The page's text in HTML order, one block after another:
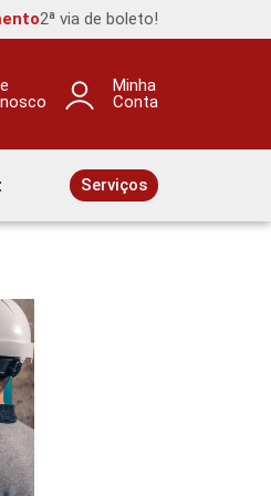
2ª via de boleto!
Minha
Conta
Serviços